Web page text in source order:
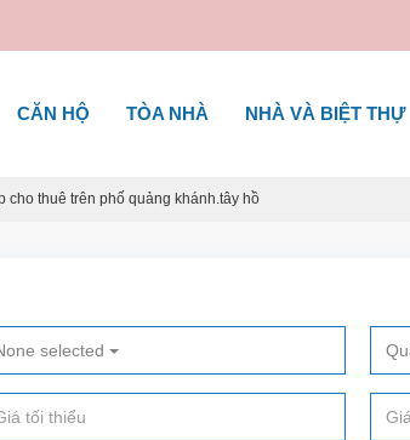
CĂN HỘ TÒA NHÀ NHÀ VÀ BIỆT THỰ
cho thuê trên phố quảng khánh.tây hồ
selected